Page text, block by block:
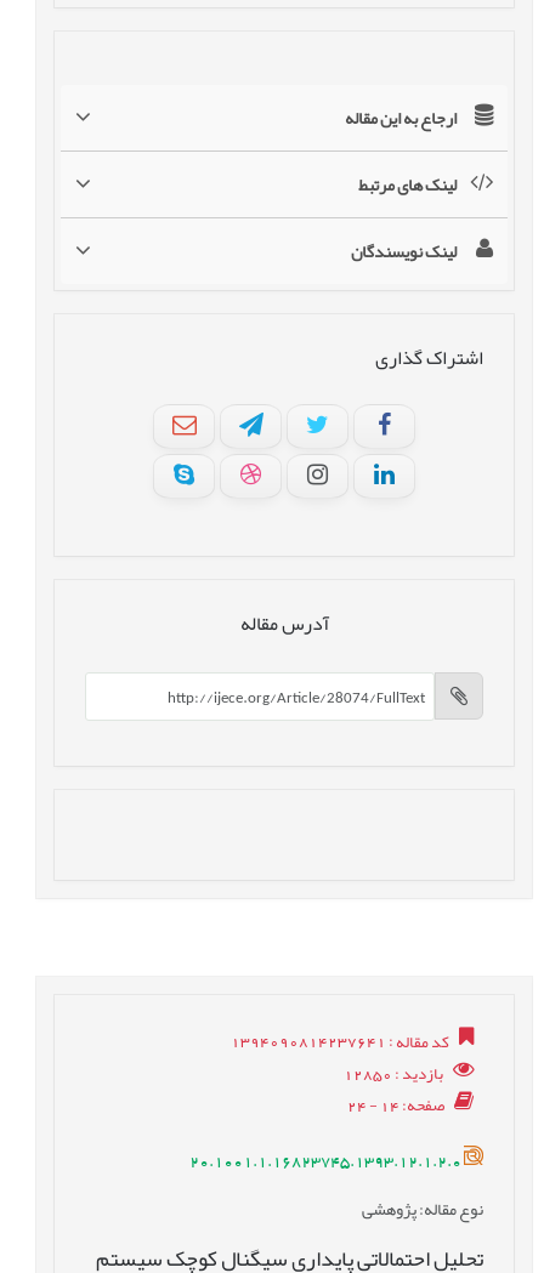
ارجاع به این مقاله
لینک های مرتبط
لینک نویسندگان
اشتراک گذاری
آدرس مقاله
کد مقاله: 1394090814237641
بازدید: 12850
صفحه: 14 - 24
20.1001.1.16823745.1393.12.1.2.0
نوع مقاله: پژوهشی
تحلیل احتمالاتی پایداری سیگنال کوچک سیستم